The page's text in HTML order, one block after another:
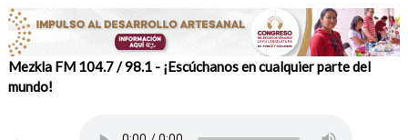
Mezkla FM 104.7 / 98.1 - ¡Escúchanos en cualquier parte del
mundo!